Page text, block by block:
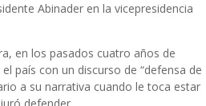
Abinader en la vicepresidencia
en los pasados cuatro años de
país con un discurso de “defensa de
a su narrativa cuando le toca estar